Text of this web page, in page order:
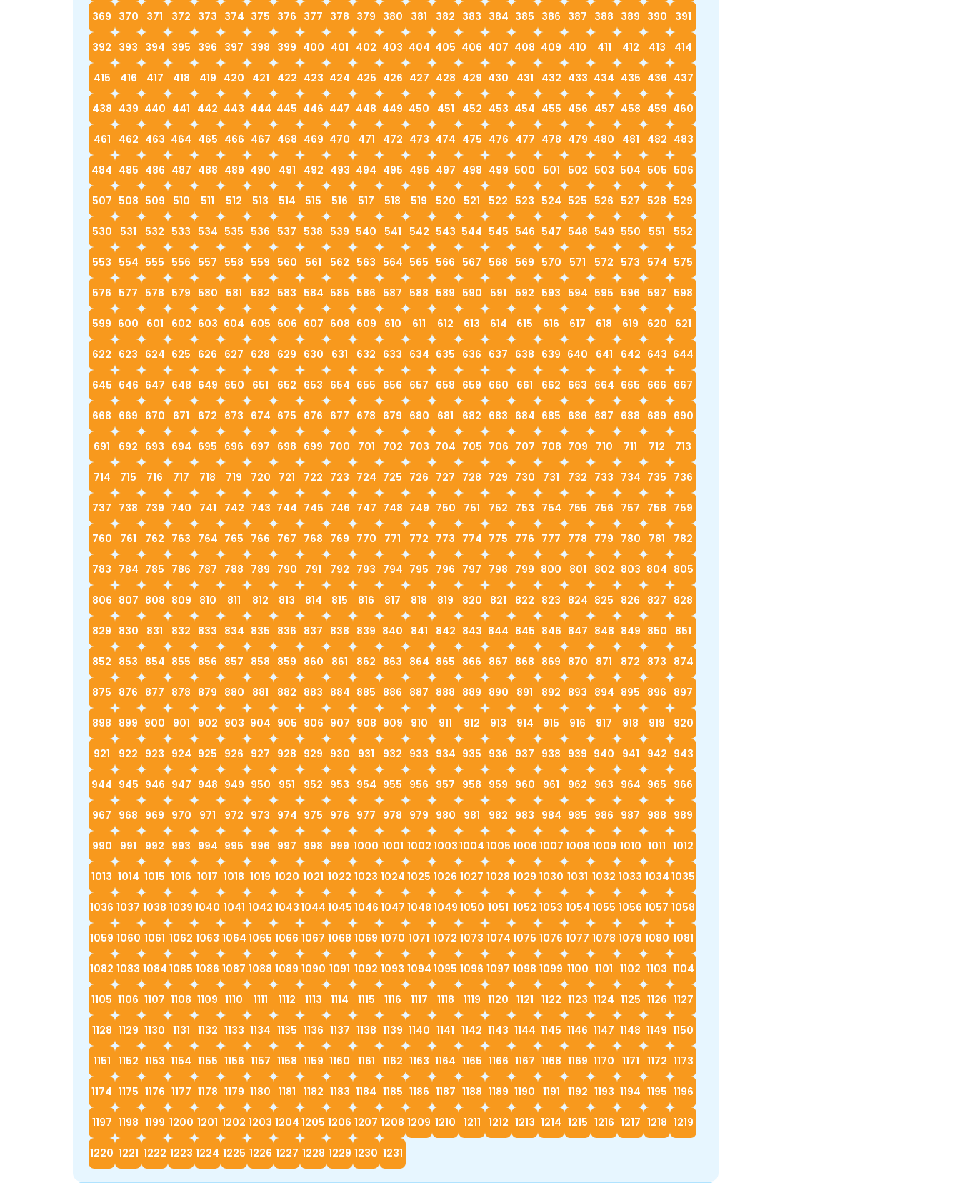
369 370 371 372 373 374 375 376 377 378 379 380 381 382 383 384 385 386 387 388 389 390 391
392 393 394 395 396 397 398 399 400 401 402 403 404 405 406 407 408 409 410 411 412 413 414
415 416 417 418 419 420 421 422 423 424 425 426 427 428 429 430 431 432 433 434 435 436 437
438 439 440 441 442 443 444 445 446 447 448 449 450 451 452 453 454 455 456 457 458 459 460
461 462 463 464 465 466 467 468 469 470 471 472 473 474 475 476 477 478 479 480 481 482 483
484 485 486 487 488 489 490 491 492 493 494 495 496 497 498 499 500 501 502 503 504 505 506
507 508 509 510 511 512 513 514 515 516 517 518 519 520 521 522 523 524 525 526 527 528 529
530 531 532 533 534 535 536 537 538 539 540 541 542 543 544 545 546 547 548 549 550 551 552
553 554 555 556 557 558 559 560 561 562 563 564 565 566 567 568 569 570 571 572 573 574 575
576 577 578 579 580 581 582 583 584 585 586 587 588 589 590 591 592 593 594 595 596 597 598
599 600 601 602 603 604 605 606 607 608 609 610 611 612 613 614 615 616 617 618 619 620 621
622 623 624 625 626 627 628 629 630 631 632 633 634 635 636 637 638 639 640 641 642 643 644
645 646 647 648 649 650 651 652 653 654 655 656 657 658 659 660 661 662 663 664 665 666 667
668 669 670 671 672 673 674 675 676 677 678 679 680 681 682 683 684 685 686 687 688 689 690
691 692 693 694 695 696 697 698 699 700 701 702 703 704 705 706 707 708 709 710 711 712 713
714 715 716 717 718 719 720 721 722 723 724 725 726 727 728 729 730 731 732 733 734 735 736
737 738 739 740 741 742 743 744 745 746 747 748 749 750 751 752 753 754 755 756 757 758 759
760 761 762 763 764 765 766 767 768 769 770 771 772 773 774 775 776 777 778 779 780 781 782
783 784 785 786 787 788 789 790 791 792 793 794 795 796 797 798 799 800 801 802 803 804 805
806 807 808 809 810 811 812 813 814 815 816 817 818 819 820 821 822 823 824 825 826 827 828
829 830 831 832 833 834 835 836 837 838 839 840 841 842 843 844 845 846 847 848 849 850 851
852 853 854 855 856 857 858 859 860 861 862 863 864 865 866 867 868 869 870 871 872 873 874
875 876 877 878 879 880 881 882 883 884 885 886 887 888 889 890 891 892 893 894 895 896 897
898 899 900 901 902 903 904 905 906 907 908 909 910 911 912 913 914 915 916 917 918 919 920
921 922 923 924 925 926 927 928 929 930 931 932 933 934 935 936 937 938 939 940 941 942 943
944 945 946 947 948 949 950 951 952 953 954 955 956 957 958 959 960 961 962 963 964 965 966
967 968 969 970 971 972 973 974 975 976 977 978 979 980 981 982 983 984 985 986 987 988 989
990 991 992 993 994 995 996 997 998 999 1000 1001 1002 10031004 1005 1006 1007 1008 1009 1010 1011 1012
1013 1014 1015 1016 1017 1018 1019 1020 1021 1022 1023 1024 1025 1026 1027 1028 1029 1030 1031 1032 1033 1034 1035
1036 1037 1038 1039 1040 1041 1042 10431044 1045 1046 1047 1048 1049 1050 1051 1052 1053 1054 1055 1056 1057 1058
1059 1060 1061 1062 1063 1064 1065 1066 1067 1068 1069 1070 1071 1072 1073 1074 1075 1076 1077 1078 1079 1080 1081
1082 1083 1084 1085 1086 1087 1088 1089 1090 1091 1092 1093 1094 1095 1096 1097 1098 1099 1100 1101 1102 1103 1104
1105 1106 1107 1108 1109 1110 1111 1112 1113 1114 1115 1116 1117 1118 1119 1120 1121 1122 1123 1124 1125 1126 1127
1128 1129 1130 1131 1132 1133 1134 1135 1136 1137 1138 1139 1140 1141 1142 1143 1144 1145 1146 1147 1148 1149 1150
1151 1152 1153 1154 1155 1156 1157 1158 1159 1160 1161 1162 1163 1164 1165 1166 1167 1168 1169 1170 1171 1172 1173
1174 1175 1176 1177 1178 1179 1180 1181 1182 1183 1184 1185 1186 1187 1188 1189 1190 1191 1192 1193 1194 1195 1196
1197 1198 1199 1200 1201 1202 1203 1204 1205 1206 1207 1208 1209 1210 1211 1212 1213 1214 1215 1216 1217 1218 1219
1220 1221 1222 1223 1224 1225 1226 1227 1228 1229 1230 1231